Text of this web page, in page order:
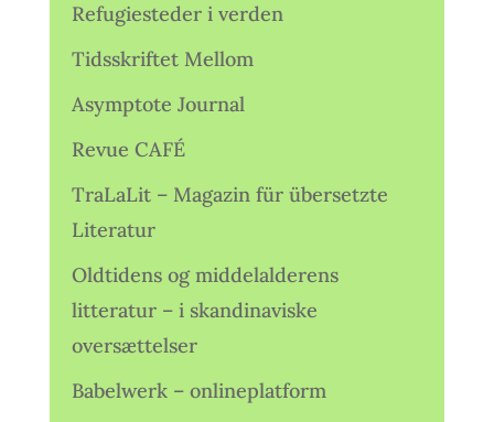
Refugiesteder i verden
Tidsskriftet Mellom
Asymptote Journal
Revue CAFÉ
TraLaLit – Magazin für übersetzte
Literatur
Oldtidens og middelalderens
litteratur – i skandinaviske
oversættelser
Babelwerk – onlineplatform